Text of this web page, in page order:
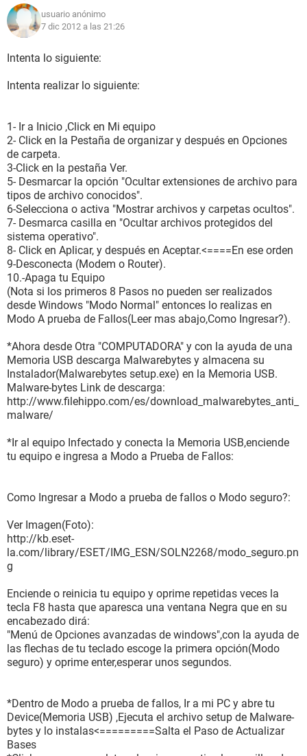
usuario anónimo
7 dic 2012 a las 21:26
Intenta lo siguiente:
Intenta realizar lo siguiente:
1- Ir a Inicio ,Click en Mi equipo
2- Click en la Pestaña de organizar y después en Opciones
de carpeta.
3-Click en la pestaña Ver.
5- Desmarcar la opción "Ocultar extensiones de archivo para
tipos de archivo conocidos".
6-Selecciona o activa "Mostrar archivos y carpetas ocultos".
7- Desmarca casilla en "Ocultar archivos protegidos del
sistema operativo".
8- Click en Aplicar, y después en Aceptar.<====En ese orden
9-Desconecta (Modem o Router).
10.-Apaga tu Equipo
(Nota si los primeros 8 Pasos no pueden ser realizados
desde Windows "Modo Normal" entonces lo realizas en
Modo A prueba de Fallos(Leer mas abajo,Como Ingresar?).
*Ahora desde Otra "COMPUTADORA" y con la ayuda de una
Memoria USB descarga Malwarebytes y almacena su
Instalador(Malwarebytes setup.exe) en la Memoria USB.
Malware-bytes Link de descarga:
http://www.filehippo.com/es/download_malwarebytes_anti_
malware/
*Ir al equipo Infectado y conecta la Memoria USB,enciende
tu equipo e ingresa a Modo a Prueba de Fallos:
Como Ingresar a Modo a prueba de fallos o Modo seguro?:
Ver Imagen(Foto):
http://kb.eset-
la.com/library/ESET/IMG_ESN/SOLN2268/modo_seguro.pn
g
Enciende o reinicia tu equipo y oprime repetidas veces la
tecla F8 hasta que aparesca una ventana Negra que en su
encabezado dirá:
"Menú de Opciones avanzadas de windows",con la ayuda de
las flechas de tu teclado escoge la primera opción(Modo
seguro) y oprime enter,esperar unos segundos.
*Dentro de Modo a prueba de fallos, Ir a mi PC y abre tu
Device(Memoria USB) ,Ejecuta el archivo setup de Malware-
bytes y lo instalas<=========Salta el Paso de Actualizar
Bases